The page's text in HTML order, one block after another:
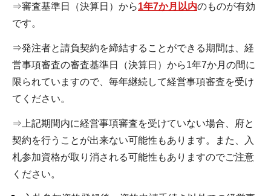
⇒審査基準日（決算日）から1年7か月以内のものが有効
です。
⇒発注者と請負契約を締結することができる期間は、経
営事項審査の審査基準日（決算日）から1年7か月の間に
限られていますので、毎年継続して経営事項審査を受け
てください。
⇒上記期間内に経営事項審査を受けていない場合、府と
契約を行うことが出来ない可能性もあります。また、入
札参加資格が取り消される可能性もありますのでご注意
ください。